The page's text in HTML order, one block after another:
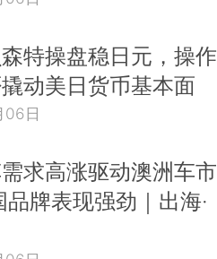
特操盘稳日元，操作
动美日货币基本面
日
求高涨驱动澳洲车市
牌表现强劲｜出海·